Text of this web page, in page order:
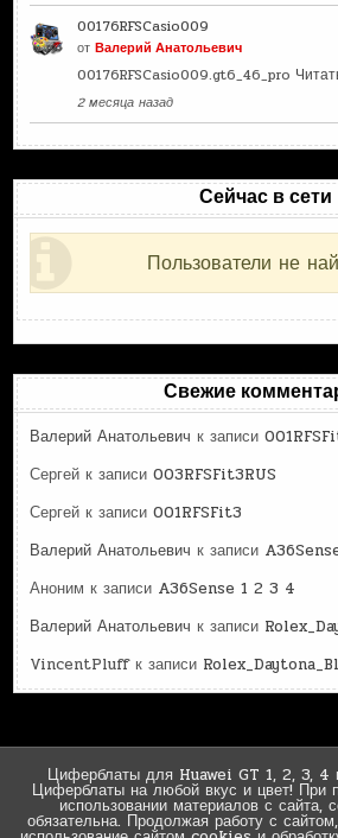
00176RFSCasio009
отВалерий Анатольевич
00176RFSCasio009.gt6_46_pro
2 месяца назад
Сейчас в сети
Пользователи не
Свежие
Валерий Анатольевич к записи
Сергей к записи003RFSFit3RUS
Сергей к записи001RFSFit3
Валерий Анатольевич к записи
Аноним к записи A36Sense 1 2 3 4
Валерий Анатольевич к записи
VincentPluffк записи
Циферблаты для Huawei GT 1, 2, 3, 4
Циферблаты на любой вкус и цвет! При
использовании материалов с сайта,
обязательна. Продолжая работу с